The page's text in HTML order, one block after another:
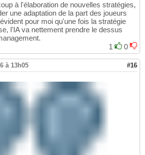
à l'élaboration de nouvelles stratégies,
une adaptation de la part des joueurs
pour moi qu'une fois la stratégie
l'IA va nettement prendre le dessus
1
0
à 13h05 #16